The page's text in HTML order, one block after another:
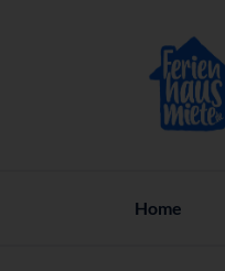
Home